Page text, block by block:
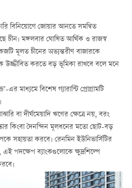
বিনিয়োগে জোয়ার আনতে সমন্বিত
চীন। মঙ্গলবার ঘোষিত আর্থিক ও রাজস্ব
মূলত চীনের অভ্যন্তরীণ বাজারকে
উজ্জীবিত করতে বড় ভূমিকা রাখবে বলে মনে
এর মাধ্যমে বিশেষ গ্যারান্টি প্রোগ্রামটি
বা দীর্ঘমেয়াদি ঋণের ক্ষেত্রে নয়, বরং
কিংবা দৈনন্দিন মূলধনের মতো ছোট-বড়
সহায়তা করবে। রেনমিন ইউনিভার্সিটির
পদক্ষেপ ব্যাংকগুলোকে ক্ষুদ্রশিল্পে